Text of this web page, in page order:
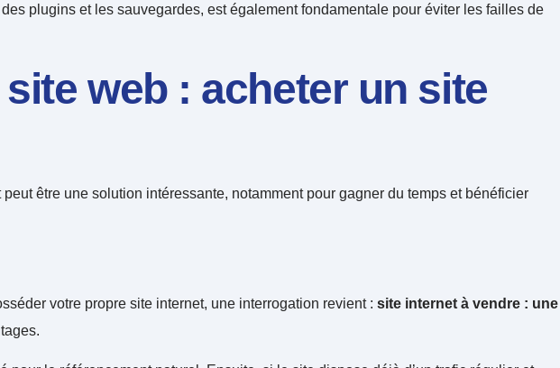
plugins et les sauvegardes, est également fondamentale pour éviter les failles de
web : acheter un site
être une solution intéressante, notamment pour gagner du temps et bénéficier
votre propre site internet, une interrogation revient : site internet à vendre : une